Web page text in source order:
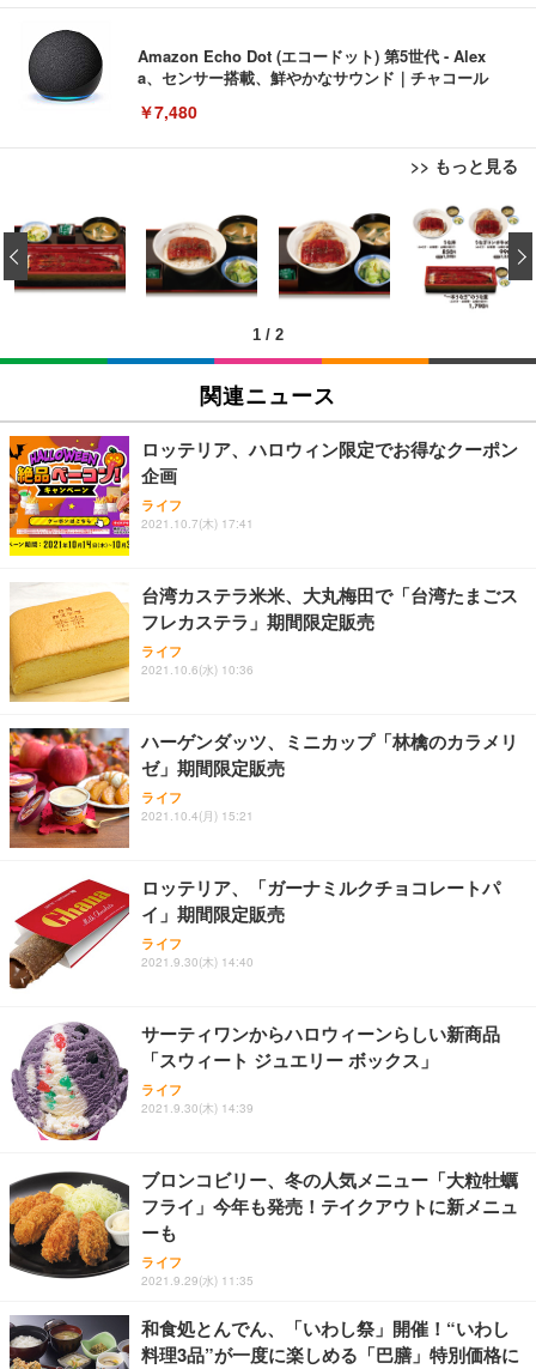
Amazon Echo Dot (エコードット) 第5世代 - Alex
a、センサー搭載、鮮やかなサウンド｜チャコール
￥7,480
>> もっと見る
[EdoErgo] オフィスチェア 椅子 テレワーク 疲れな
い 跳ね上げ式アームレスト コンパクト 約105度ロッ
キング pc 事務椅子 360度回転 座面昇降 強化ナイロ
ン樹脂ベース 通気性メッシュ 在宅ワーク H-WY01
(黒網+黒枠+黒足)
￥5,699
SIHOO B100 オフィスチェア／デスクチェア メッシ
ュチェア 人間工学 疲れない ブラック
￥27,999
Sezlife オフィスチェア デスクチェア 疲れない テレ
ワーク チェア 強化バックレスト 30度ロッキング機
能 人間工学 椅子 腰サポート 90度跳ね上げ式アーム
ョン PCチェア 通気性メッシュ ゲーミング/勉強/事
務用 おしゃれ パソコンチェア (ブラック)
Sezlife オフィスチェア デスクチェア 疲れない テレ
ワーク チェア 強化バックレスト 30度ロッキング機
能 人間工学 椅子 腰サポート 90度跳ね上げ式アーム
務用 おしゃれ パソコンチェア (ホワイト)
ANDWINT オフィスチェア デスクチェア 肘なし メ
ッシュ 通気性 ランバーサポート付き 腰サポート ガ
ス圧無段階昇降 360度回転 キャスター付き コンパク
EIZO ビジネス向けプレミアムモニター | FlexScan
EV3240X-WT | 31.5型4K UHD・USB Type-C・ホワ
イト
￥105,595
EIZO ビジネス向けプレミアムモニター | FlexScan
￥109,572
【純正品】27"ゲーミングモニター DualSense 充電
フック付き（CFI-ZDM1J）
【整備済み品】Dell E2724HS 27インチ 液晶モニタ
ー フルHD（1920×1080）VA 非光沢 HDMI/DisplayP
ort/VGA スピーカー内蔵 高さ調整 スイベル VESA対
【MiniLED/24.5inch/280Hz/FHD】GRAPHT THE S
HOOTER Gaming Monitor 24” Essential ゲーミン
グモニター QD 24.5インチ 1ms FHD 量子ドット 残
Amazonベーシック ペットシーツ 薄型 レギュラー 1
回使い捨て 無香料 ホワイト 300枚
￥3,373
Amazonベーシック ペットシーツ 厚型 ワイド 42枚
x2袋(84枚) ホワイト(吸収面:ライトブルー)
￥3,234
ネオ・ルーライフ ネオ・オムツ L 中型犬用 26枚入
り 単品
Smart Basic(スマートベーシック) 【Amazon.co.jp
限定】 Smart Basic アイリスオーヤマ ペットシーツ
超厚型 お徳用 ワイド 100枚入 (x 1) (ケース販売)
アイリスオーヤマ ペットシーツ 超厚型 お徳用 レギ
ュラー 200枚入【Amazon.co.jp限定】
1 / 2
‹
関連ニュース
ロッテリア、ハロウィン限定でお得なクーポン
企画
ライフ
2021.10.7(木) 17:41
台湾カステラ米米、大丸梅田で「台湾たまごス
フレカステラ」期間限定販売
ライフ
2021.10.6(水) 10:36
ハーゲンダッツ、ミニカップ「林檎のカラメリ
ゼ」期間限定販売
ライフ
2021.10.4(月) 15:21
ロッテリア、「ガーナミルクチョコレートパ
イ」期間限定販売
ライフ
2021.9.30(木) 14:40
サーティワンからハロウィーンらしい新商品
「スウィート ジュエリー ボックス」
ライフ
2021.9.30(木) 14:39
ブロンコビリー、冬の人気メニュー「大粒牡蠣
フライ」今年も発売！テイクアウトに新メニュ
ーも
ライフ
2021.9.29(水) 11:35
和食処とんでん、「いわし祭」開催！“いわし
料理3品”が一度に楽しめる「巴膳」特別価格に